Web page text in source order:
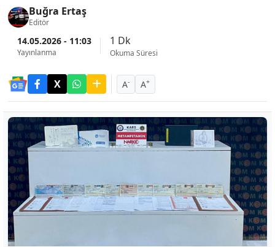
Buğra Ertaş
Editör
14.05.2026 - 11:03
Yayınlanma
1 Dk
Okuma Süresi
A- A+